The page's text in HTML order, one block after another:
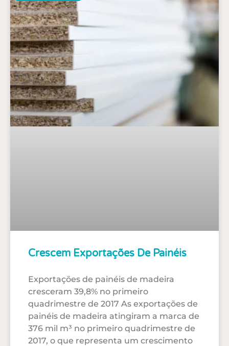
Crescem Exportações De Painéis
Exportações de painéis de madeira
cresceram 39,8% no primeiro
quadrimestre de 2017 As exportações de
painéis de madeira atingiram a marca de
376 mil m³ no primeiro quadrimestre de
2017, o que representa um crescimento